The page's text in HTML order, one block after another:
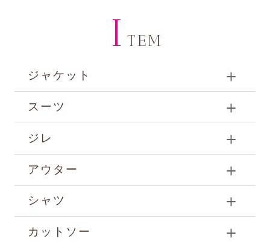
I TEM
ジャケット
スーツ
ジレ
アウター
シャツ
カットソー